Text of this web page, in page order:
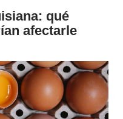
qué
afectarle